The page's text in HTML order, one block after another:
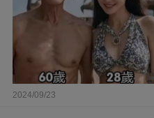
2024/09/23